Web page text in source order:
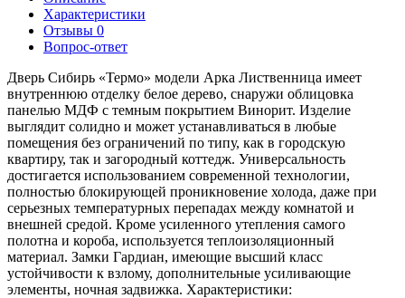
Характеристики
Отзывы 0
Вопрос-ответ
Дверь Сибирь «Термо» модели Арка Лиственница имеет
внутреннюю отделку белое дерево, снаружи облицовка
панелью МДФ с темным покрытием Винорит. Изделие
выглядит солидно и может устанавливаться в любые
помещения без ограничений по типу, как в городскую
квартиру, так и загородный коттедж. Универсальность
достигается использованием современной технологии,
полностью блокирующей проникновение холода, даже при
серьезных температурных перепадах между комнатой и
внешней средой. Кроме усиленного утепления самого
полотна и короба, используется теплоизоляционный
материал. Замки Гардиан, имеющие высший класс
устойчивости к взлому, дополнительные усиливающие
элементы, ночная задвижка. Характеристики: